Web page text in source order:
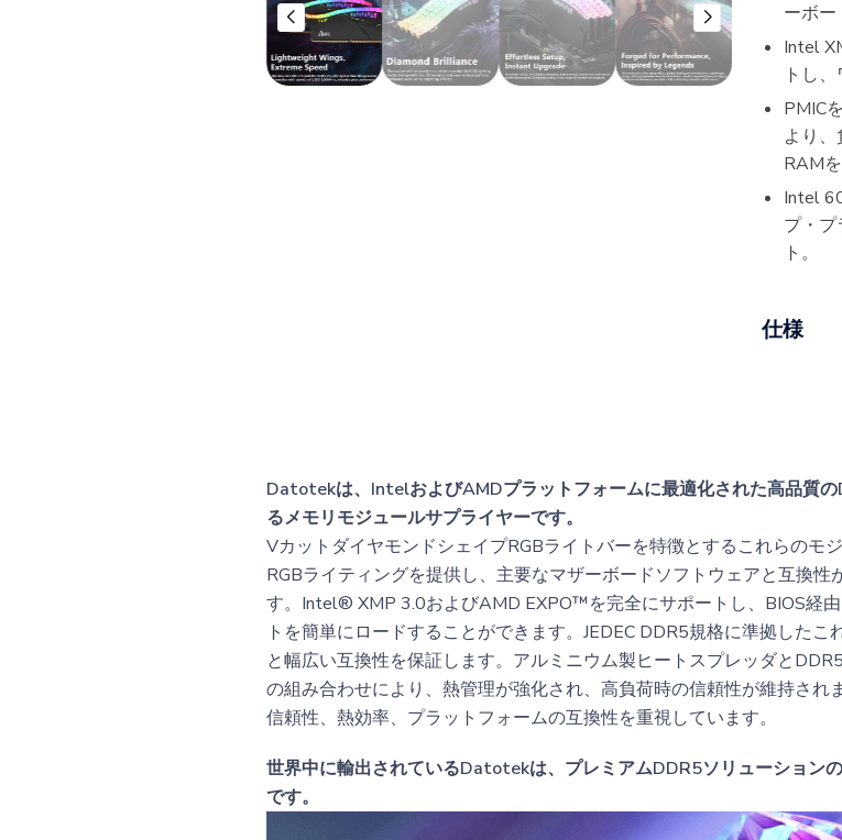
ーボー
Intel
トし
PMIC
より
RAM
Intel
プ・
ト。
仕様
Datotekは、IntelおよびAMDプラットフォームに最適化された高品質
るメモリモジュールサプライヤーです。
VカットダイヤモンドシェイプRGBライトバーを特徴とするこれらのモ
RGBライティングを提供し、主要なマザーボードソフトウェアと互換
す。Intel® XMP 3.0およびAMD EXPO™を完全にサポートし、BIOS経
トを簡単にロードすることができます。JEDEC DDR5規格に準拠した
と幅広い互換性を保証します。アルミニウム製ヒートスプレッダと
の組み合わせにより、熱管理が強化され、高負荷時の信頼性が維持さ
信頼性、熱効率、プラットフォームの互換性を重視しています。
世界中に輸出されているDatotekは、プレミアムDDR5ソリューション
です。